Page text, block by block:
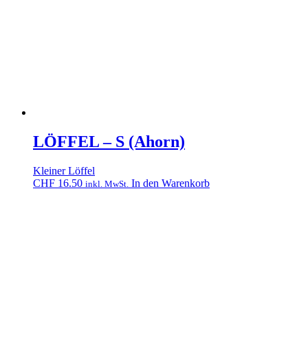
LÖFFEL – S (Ahorn)
Kleiner Löffel
CHF 16.50 inkl. MwSt. In den Warenkorb